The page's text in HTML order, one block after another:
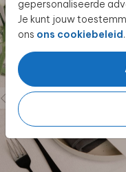
gepersonaliseerde
Je kunt jouw
ons ons cookiebeleid.